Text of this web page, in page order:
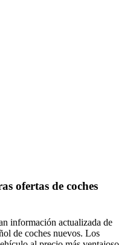
ofertas de coches
información actualizada de
de coches nuevos. Los